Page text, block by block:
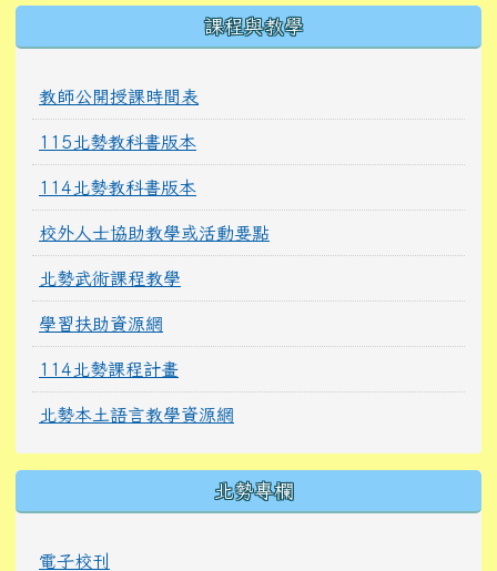
課程與教學
教師公開授課時間表
115北勢教科書版本
114北勢教科書版本
校外人士協助教學或活動要點
北勢武術課程教學
學習扶助資源網
114北勢課程計畫
北勢本土語言教學資源網
北勢專欄
電子校刊